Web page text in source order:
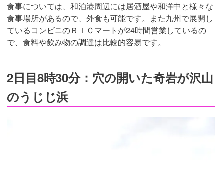
食事については、和泊港周辺には居酒屋や和洋中と様々な
食事場所があるので、外食も可能です。また九州で展開し
ているコンビニのＲＩＣマートが24時間営業しているの
で、食料や飲み物の調達は比較的容易です。
2日目8時30分：穴の開いた奇岩が沢山
のうじじ浜